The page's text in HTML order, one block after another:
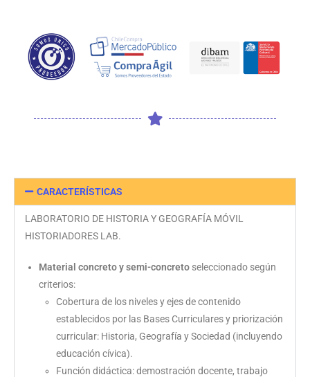
CARACTERÍSTICAS
LABORATORIO DE HISTORIA Y GEOGRAFÍA MÓVIL
HISTORIADORES LAB.
Material concreto y semi-concreto seleccionado según
criterios:
Cobertura de los niveles y ejes de contenido
establecidos por las Bases Curriculares y priorización
curricular: Historia, Geografía y Sociedad (incluyendo
educación cívica).
Función didáctica: demostración docente, trabajo